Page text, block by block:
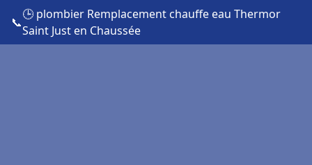
📞
🕒 plombier Remplacement chauffe eau Thermor
Saint Just en Chaussée